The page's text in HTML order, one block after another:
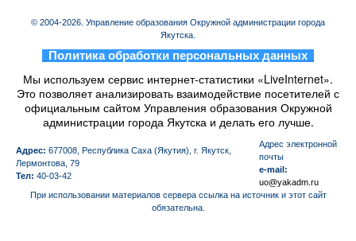
© 2004-2026. Управление образования Окружной администрации города
Якутска.
Политика обработки персональных данных
Мы используем сервис интернет-статистики «LiveInternet».
Это позволяет анализировать взаимодействие посетителей с
официальным сайтом Управления образования Окружной
администрации города Якутска и делать его лучше.
Адрес: 677008, Республика Саха (Якутия), г. Якутск,
Лермонтова, 79
Тел: 40-03-42
Aдрес электронной
почты
e-mail:
uo@yakadm.ru
При использовании материалов сервера ссылка на источник и этот сайт
обязательна.